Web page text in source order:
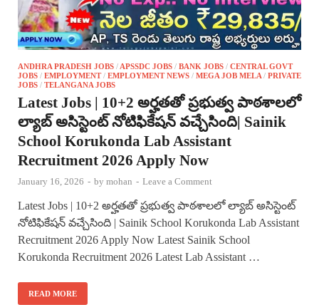
ANDHRA PRADESH JOBS / APSSDC JOBS / BANK JOBS / CENTRAL GOVT
JOBS / EMPLOYMENT/ EMPLOYMENT NEWS / MEGA JOB MELA / PRIVATE
JOBS / TELANGANA JOBS
Latest Jobs | 10+2 అర్హతతో ప్రభుత్వ పాఠశాలలో
ల్యాబ్ అసిస్టెంట్ నోటిఫికేషన్ వచ్చేసింది| Sainik
School Korukonda Lab Assistant
Recruitment 2026 Apply Now
January 16, 2026 - by mohan - Leave a Comment
Latest Jobs | 10+2 అర్హతతో ప్రభుత్వ పాఠశాలలో ల్యాబ్ అసిస్టెంట్
నోటిఫికేషన్ వచ్చేసింది | Sainik School Korukonda Lab Assistant
Recruitment 2026 Apply Now Latest Sainik School
Korukonda Recruitment 2026 Latest Lab Assistant …
READ MORE